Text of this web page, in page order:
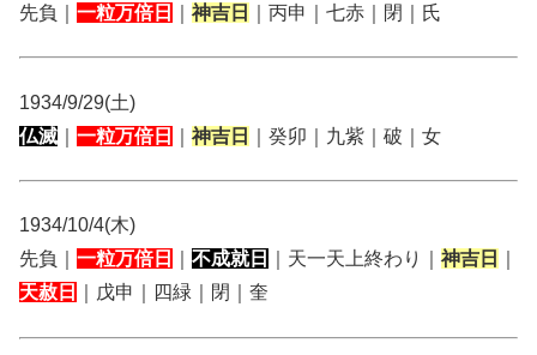
先負｜ 一粒万倍日 神吉日 ｜丙申｜七赤｜閉｜氏
1934/9/29(土)
仏滅
一粒万倍日 神吉日 ｜癸卯｜九紫｜破｜女
1934/10/4(木)
先負｜ 一粒万倍日 不成就日 ｜天一天上終わり｜ 神吉日
天赦日
｜戊申｜四緑｜閉｜奎